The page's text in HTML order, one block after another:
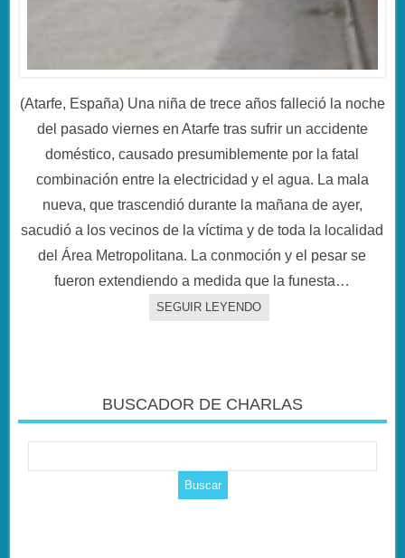
(Atarfe, España) Una niña de trece años falleció la noche
del pasado viernes en Atarfe tras sufrir un accidente
doméstico, causado presumiblemente por la fatal
combinación entre la electricidad y el agua. La mala
nueva, que trascendió durante la mañana de ayer,
sacudió a los vecinos de la víctima y de toda la localidad
del Área Metropolitana. La conmoción y el pesar se
fueron extendiendo a medida que la funesta…
SEGUIR LEYENDO
BUSCADOR DE CHARLAS